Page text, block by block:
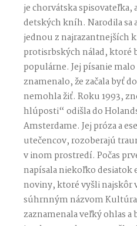
je chorvátska
detských kníh. Narodila sa
jednou z najrazantnejších
protisrbských nálad, ktoré
populárne. Jej písanie
znamenalo, že začala byť
nemohla žiť. Roku 1993,
hlúposti“ odišla do
Amsterdame. Jej próza a
utečencov, rozoberajú
v inom prostredí. Počas
napísala niekoľko desiatok
noviny, ktoré vyšli najskôr
súhrnným názvom
zaznamenala veľký ohlas